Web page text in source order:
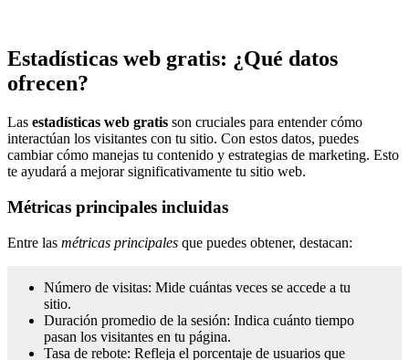
Estadísticas web gratis: ¿Qué datos
ofrecen?
Las estadísticas web gratis son cruciales para entender cómo
interactúan los visitantes con tu sitio. Con estos datos, puedes
cambiar cómo manejas tu contenido y estrategias de marketing. Esto
te ayudará a mejorar significativamente tu sitio web.
Métricas principales incluidas
Entre las métricas principales que puedes obtener, destacan:
Número de visitas: Mide cuántas veces se accede a tu
sitio.
Duración promedio de la sesión: Indica cuánto tiempo
pasan los visitantes en tu página.
Tasa de rebote: Refleja el porcentaje de usuarios que